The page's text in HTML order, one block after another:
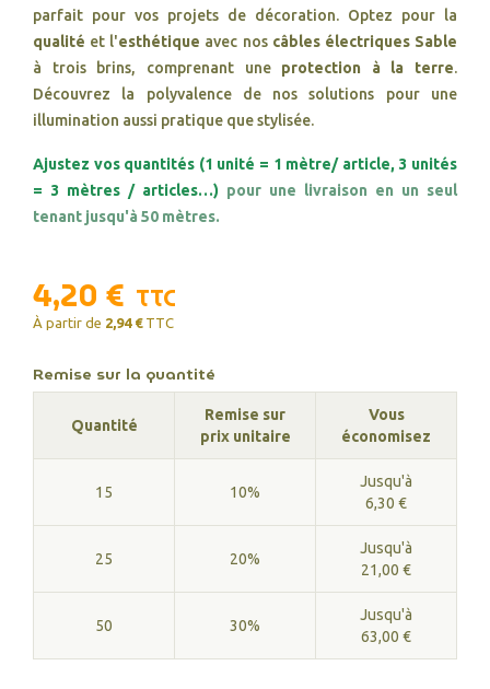
parfait pour vos projets de décoration. Optez pour la
qualité et l'esthétique avec nos câbles électriques Sable
à trois brins, comprenant une protection à la terre.
Découvrez la polyvalence de nos solutions pour une
illumination aussi pratique que stylisée.
Ajustez vos quantités (1 unité = 1 mètre/ article, 3 unités
= 3 mètres / articles…) pour une livraison en un seul
tenant jusqu'à 50 mètres.
4,20 € TTC
À partir de 2,94 € TTC
Remise sur la quantité
Quantité
Remise sur
prix unitaire
Vous
économisez
15 10%
Jusqu'à
6,30 €
25 20%
Jusqu'à
21,00 €
50 30%
Jusqu'à
63,00 €